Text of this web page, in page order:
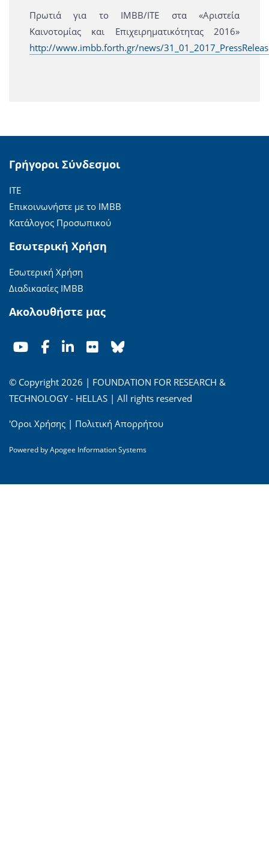
Πρωτιά για το IMBB/ITE στα «Αριστεία
Καινοτομίας και Επιχειρηματικότητας 2016»
http://www.imbb.forth.gr/news/
Γρήγοροι Σύνδεσμοι
ΙΤΕ
Επικοινωνήστε με το ΙΜΒΒ
Κατάλογος Προσωπικού
Εσωτερική Χρήση
Εσωτερική Χρήση
Διαδικασίες ΙΜΒΒ
Ακολουθήστε μας
© Copyright 2026 | FOUNDATION FOR RESEARCH &
TECHNOLOGY - HELLAS | All rights reserved
'Οροι Χρήσης | Πολιτική Απορρήτου
Powered byApogee Information Systems